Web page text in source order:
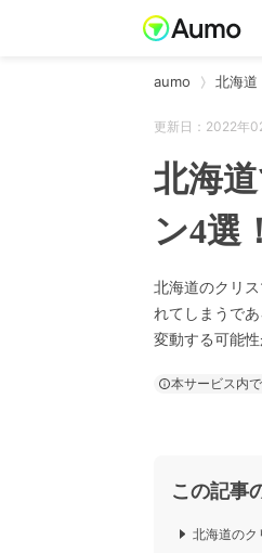
aumo 北海道
更新日：2022年
北海
ン4選！
北海道のクリ
れてしまうで
変動する可能
本サービス内
この記事
北海道のク